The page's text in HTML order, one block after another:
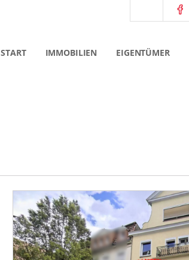
START IMMOBILIEN EIGENTÜMER